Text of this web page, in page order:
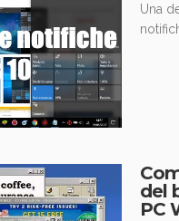
Una
del
PC